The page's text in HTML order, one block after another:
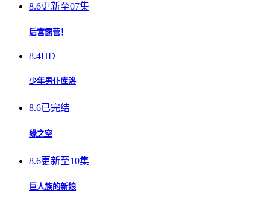
8.6更新至07集
后宫露营！
8.4HD
少年男仆库洛
8.6已完结
缘之空
8.6更新至10集
巨人族的新娘